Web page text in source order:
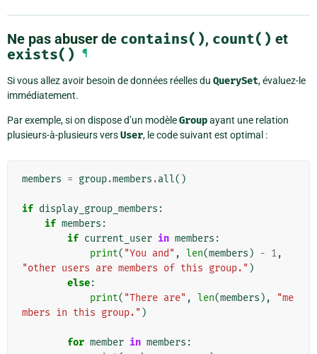
Ne pas abuser de contains(), count() et
exists()
¶
Si vous allez avoir besoin de données réelles du QuerySet, évaluez-le
immédiatement.
Par exemple, si on dispose d’un modèleGroupayant une relation
plusieurs-à-plusieurs versUser, le code suivant est optimal :
members = group.members .all()
if display_group_members :
if members :
if current_user in members :
print( "You and" , len(members ) - 1,
"other users are members of this group." )
else:
print( "There are" , len(members ),
"me
mbers in this group." )
for member in members :